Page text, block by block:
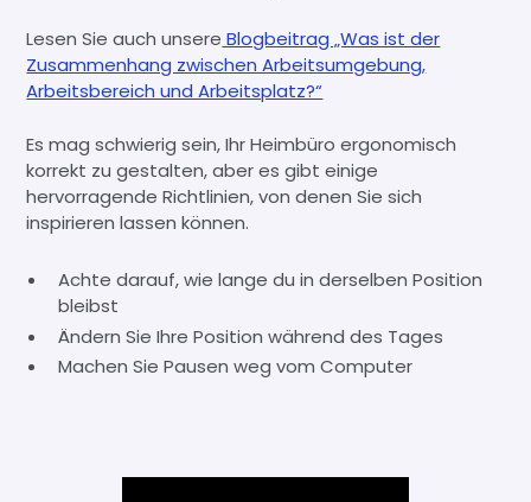
Lesen Sie auch unsere Blogbeitrag „Was ist der
Zusammenhang zwischen Arbeitsumgebung,
Arbeitsbereich und Arbeitsplatz?“
Es mag schwierig sein, Ihr Heimbüro ergonomisch
korrekt zu gestalten, aber es gibt einige
hervorragende Richtlinien, von denen Sie sich
inspirieren lassen können.
Achte darauf, wie lange du in derselben Position
bleibst
Ändern Sie Ihre Position während des Tages
Machen Sie Pausen weg vom Computer